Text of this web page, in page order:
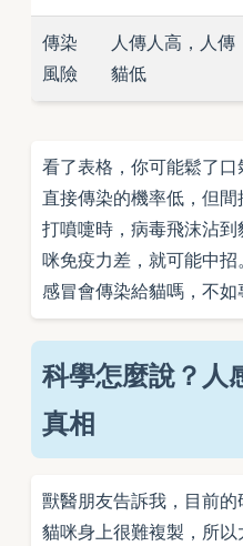
傳染
風險
人傳人高，人傳
貓低
看了表格，你可能鬆了
直接傳染的機率低，但
打噴嚏時，病毒飛沫沾
咪免疫力差，就可能中
感冒會傳染給貓嗎，不如
科學怎麼說？人
真相
獸醫朋友告訴我，目前
貓咪身上很難複製，所